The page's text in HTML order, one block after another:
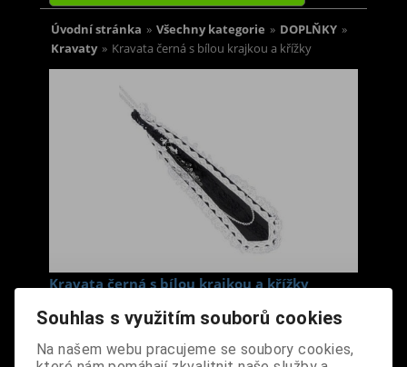
Úvodní stránka » Všechny kategorie » DOPLŇKY »
Kravaty » Kravata černá s bílou krajkou a křížky
Kravata černá s bílou krajkou a křížky
Cena s DPH: 290 Kč
Dodání dny:skladem
Souhlas s využitím souborů cookies
Na našem webu pracujeme se soubory cookies,